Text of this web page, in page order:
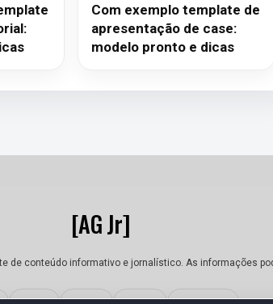
Com exemplo template de
apresentação de case:
modelo pronto e dicas
[AG Jr]
de conteúdo informativo e jornalístico. As informações
Equipe Contato Termos Privacidade